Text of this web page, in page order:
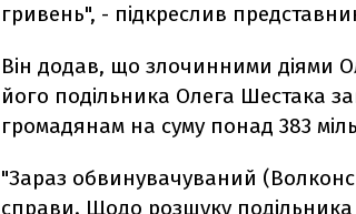
гривень", - підкреслив
Він додав, що злочинними діями
його подільника Олега Шестака
громадянам на суму понад 383
"Зараз обвинувачуваний
справи. Щодо розшуку